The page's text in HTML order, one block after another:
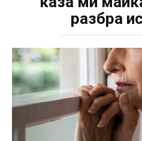
разбра